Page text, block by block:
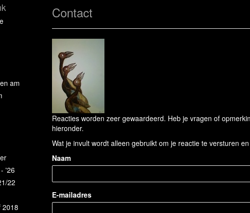
Contact
Reacties worden zeer gewaardeerd. Heb je vragen of
hieronder.
Wat je invult wordt alleen gebruikt om je reactie te versturen
Naam
E-mailadres
am
'26
22
2018